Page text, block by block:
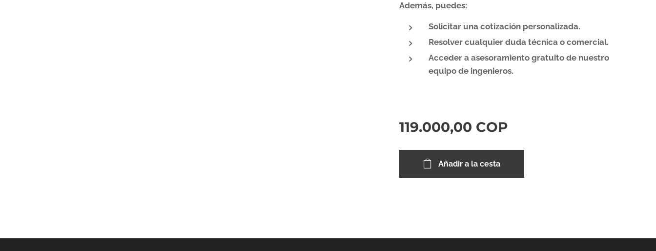
Además, puedes:
Solicitar una cotización personalizada.
Resolver cualquier duda técnica o comercial.
Acceder a asesoramiento gratuito de nuestro
equipo de ingenieros.
119.000,00 COP
Añadir a la cesta